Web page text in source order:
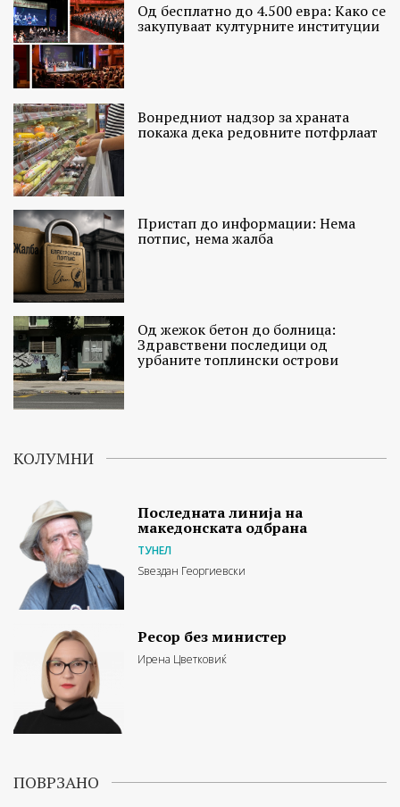
Од бесплатно до 4.500 евра: Како се
закупуваат културните институции
Вонредниот надзор за храната
покажа дека редовните потфрлаат
Пристап до информации: Нема
потпис, нема жалба
Од жежок бетон до болница:
Здравствени последици од
урбаните топлински острови
КОЛУМНИ
Последната линија на
македонската одбрана
ТУНЕЛ
Ѕвездан Георгиевски
Ресор без министер
Ирена Цветковиќ
ПОВРЗАНО